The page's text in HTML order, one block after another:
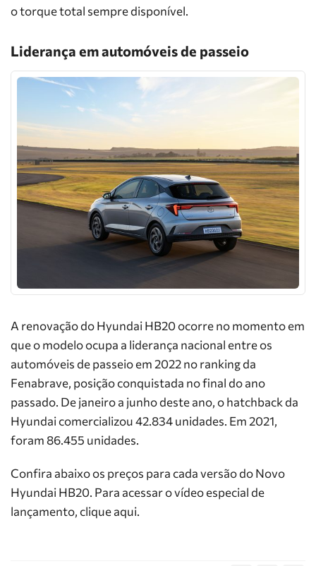
o torque total sempre disponível.
Liderança em automóveis de passeio
A renovação do Hyundai HB20 ocorre no momento em
que o modelo ocupa a liderança nacional entre os
automóveis de passeio em 2022 no ranking da
Fenabrave, posição conquistada no final do ano
passado. De janeiro a junho deste ano, o hatchback da
Hyundai comercializou 42.834 unidades. Em 2021,
foram 86.455 unidades.
Confira abaixo os preços para cada versão do Novo
Hyundai HB20. Para acessar o vídeo especial de
lançamento, clique aqui.